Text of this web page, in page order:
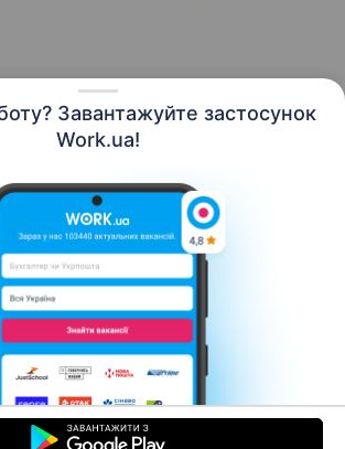
Завантажуйте застосунок
Work.ua!
Про нас
Кар’єра
Допомога Умови використання